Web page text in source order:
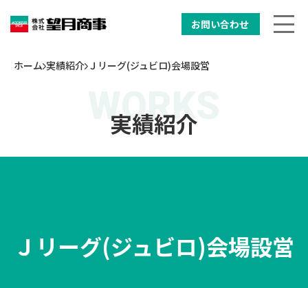
お問い合わせ
ホーム 実績紹介 Ｊリーグ(ジュビロ)会場設営
実績紹介
Ｊリーグ(ジュビロ)会場設営